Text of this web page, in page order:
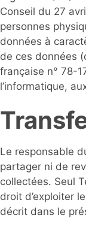
Conseil du 27
personnes
données à
de ces données
française n° 78-
l’informatique,
Le responsable
partager ni de
collectées. Seul
droit d’exploiter
décrit dans le